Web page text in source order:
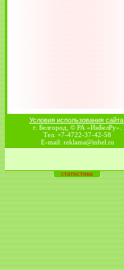
Условия использования сайта.
г. Белгород, © РА «ИнБелРу».
Тел. +7-4722-37-42-58
E-mail: reklama@inbel.ru
статистика